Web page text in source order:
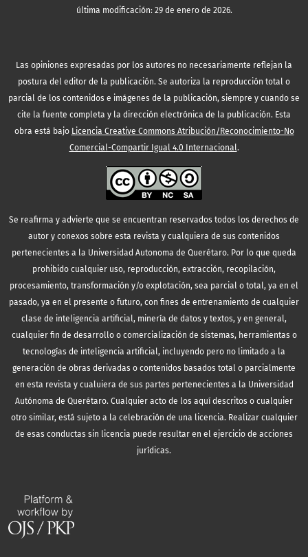
última modificación: 29 de enero de 2026.
Las opiniones expresadas por los autores no necesariamente reflejan la
postura del editor de la publicación. Se autoriza la reproducción total o
parcial de los contenidos e imágenes de la publicación, siempre y cuando se
cite la fuente completa y la dirección electrónica de la publicación. Esta
obra está bajo Licencia Creative Commons Atribución/Reconocimiento-No
Comercial-Compartir Igual 4.0 Internacional.
Se reafirma y advierte que se encuentran reservados todos los derechos de
autor y conexos sobre esta revista y cualquiera de sus contenidos
pertenecientes a la Universidad Autonoma de Querétaro. Por lo que queda
prohibido cualquier uso, reproducción, extracción, recopilación,
procesamiento, transformación y/o explotación, sea parcial o total, ya en el
pasado, ya en el presente o futuro, con fines de entrenamiento de cualquier
clase de inteligencia artificial, minería de datos y textos, y en general,
cualquier fin de desarrollo o comercialización de sistemas, herramientas o
tecnologías de inteligencia artificial, incluyendo pero no limitado a la
generación de obras derivadas o contenidos basados total o parcialmente
en esta revista y cualuiera de sus partes pertenecientes a la Universidad
Autónoma de Querétaro. Cualquier acto de los aquí descritos o cualquier
otro similar, está sujeto a la celebración de una licencia. Realizar cualquier
de esas conductas sin licencia puede resultar en el ejercicio de acciones
jurídicas.